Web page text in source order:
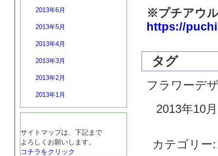
※プチアウ
https://
タグ
フラワーデ
2013年10
カテゴリー:
2013年6月
2013年5月
2013年4月
2013年3月
2013年2月
2013年1月
サイトマップは、下記まで
よろしくお願いします。
コチラをクリック